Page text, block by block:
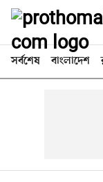
সর্বশেষ বাংলাদেশ